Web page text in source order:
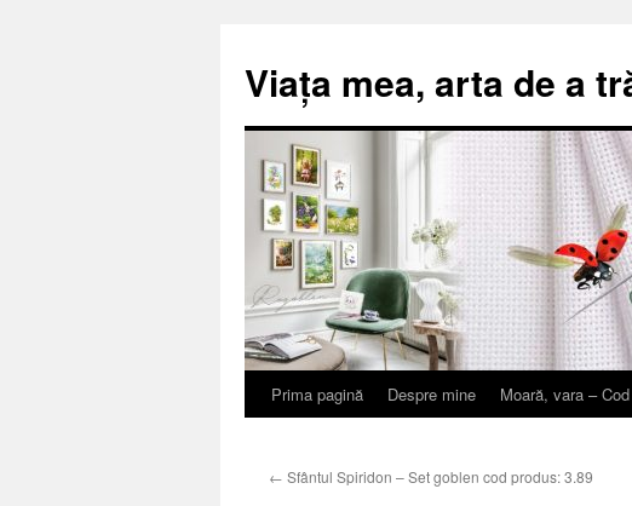
Viața mea, arta de a
Sari
conținut
Prima pagină Despre mine Moară, vara –
← Sfântul Spiridon – Set goblen cod produs: 3.89